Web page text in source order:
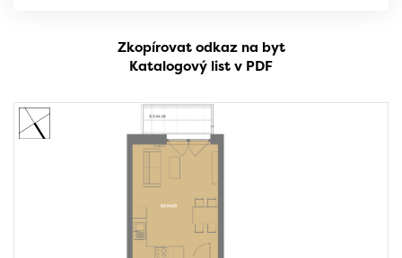
Zkopírovat odkaz na byt
Katalogový list v PDF